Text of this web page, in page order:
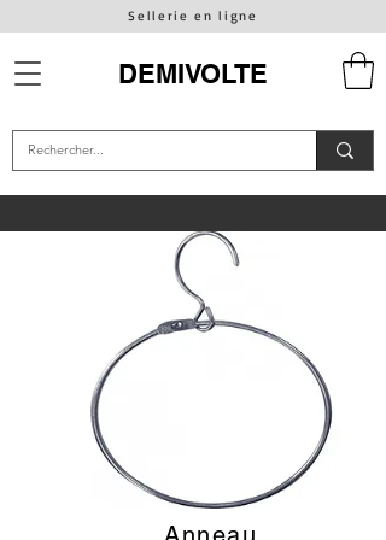
Sellerie en ligne
DEMIVOLTE